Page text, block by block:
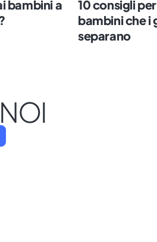
Impazzisco per il
e le persone vere.
bambini a
10 consigli
bambini che i
separano